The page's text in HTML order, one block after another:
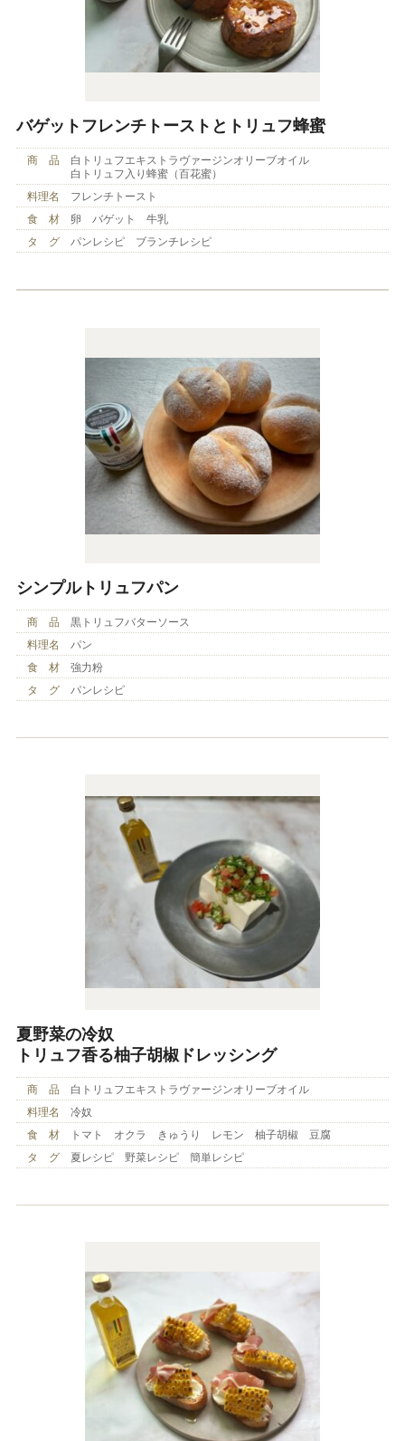
バゲットフレンチトーストとトリュフ蜂蜜
商 品
白トリュフエキストラヴァージンオリーブオイル
白トリュフ入り蜂蜜（百花蜜）
料理名
フレンチトースト
食 材
卵 バゲット 牛乳
タ グ
パンレシピ ブランチレシピ
シンプルトリュフパン
商 品
黒トリュフバターソース
料理名
パン
食 材
強力粉
タ グ
パンレシピ
夏野菜の冷奴
トリュフ香る柚子胡椒ドレッシング
商 品
白トリュフエキストラヴァージンオリーブオイル
料理名
冷奴
食 材
トマト オクラ きゅうり レモン 柚子胡椒 豆腐
タ グ
夏レシピ 野菜レシピ 簡単レシピ